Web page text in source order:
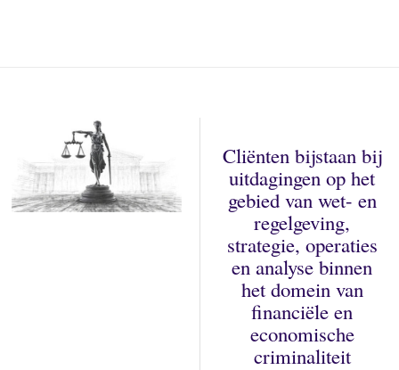
Cliënten bijstaan bij
uitdagingen op het
gebied van wet- en
regelgeving,
strategie, operaties
en analyse binnen
het domein van
financiële en
economische
criminaliteit